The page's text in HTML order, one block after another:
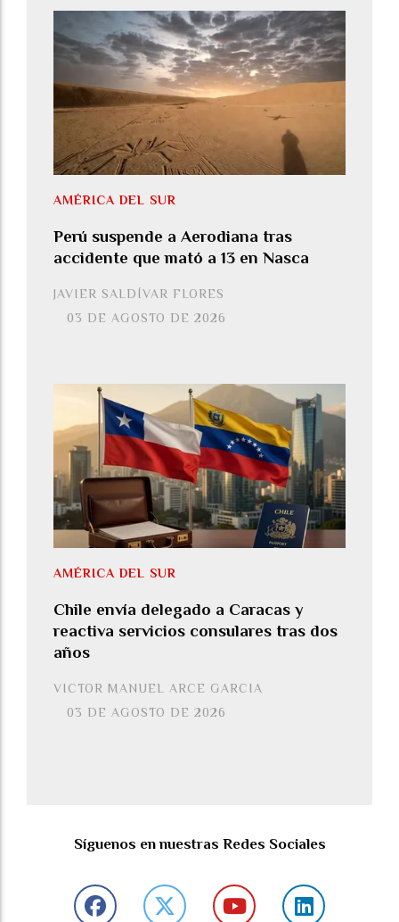
Perú suspende a Aerodiana tras
accidente que mató a 13 en Nasca
JAVIER SALDÍVAR FLORES
AMÉRICA DEL SUR
03 DE AGOSTO DE 2026
Chile envía delegado a Caracas y
reactiva servicios consulares tras dos
años
VICTOR MANUEL ARCE GARCIA
AMÉRICA DEL SUR
03 DE AGOSTO DE 2026
Síguenos en nuestras Redes Sociales